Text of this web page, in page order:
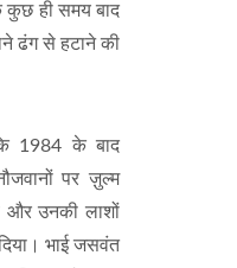
ही समय बाद
ढंग से हटाने की
1984 के बाद
पर ज़ुल्म
और उनकी लाशों
भाई जसवंत